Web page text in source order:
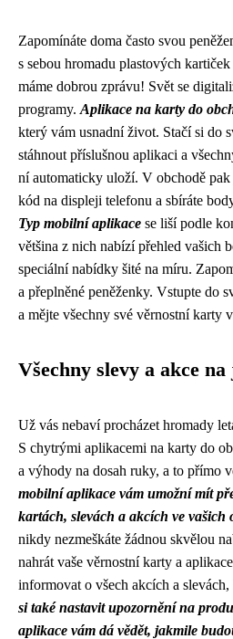
Zapomínáte doma často svou
s sebou hromadu plastových
máme dobrou zprávu! Svět se
programy. Aplikace na karty do
který vám usnadní život. Stačí si do
stáhnout příslušnou aplikaci a
ní automaticky uloží. V obchodě pak
kód na displeji telefonu a sbíráte
Typ mobilní aplikace se liší podle
většina z nich nabízí přehled vašich
speciální nabídky šité na míru.
a přeplněné peněženky. Vstupte do
a mějte všechny své věrnostní karty
Všechny slevy a akce
Už vás nebaví procházet hromady
S chytrými aplikacemi na karty do
a výhody na dosah ruky, a to přímo
mobilní aplikace vám umožní mít
kartách, slevách a akcích ve vašich
nikdy nezmeškáte žádnou skvělou
nahrát vaše věrnostní karty a
informovat o všech akcích a
si také nastavit upozornění na
aplikace vám dá vědět, jakmile